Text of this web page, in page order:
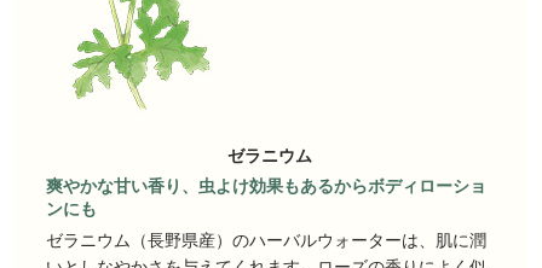
ゼラニウム
爽やかな甘い香り、虫よけ効果もあるからボディローショ
ンにも
ゼラニウム（長野県産）のハーバルウォーターは、肌に潤